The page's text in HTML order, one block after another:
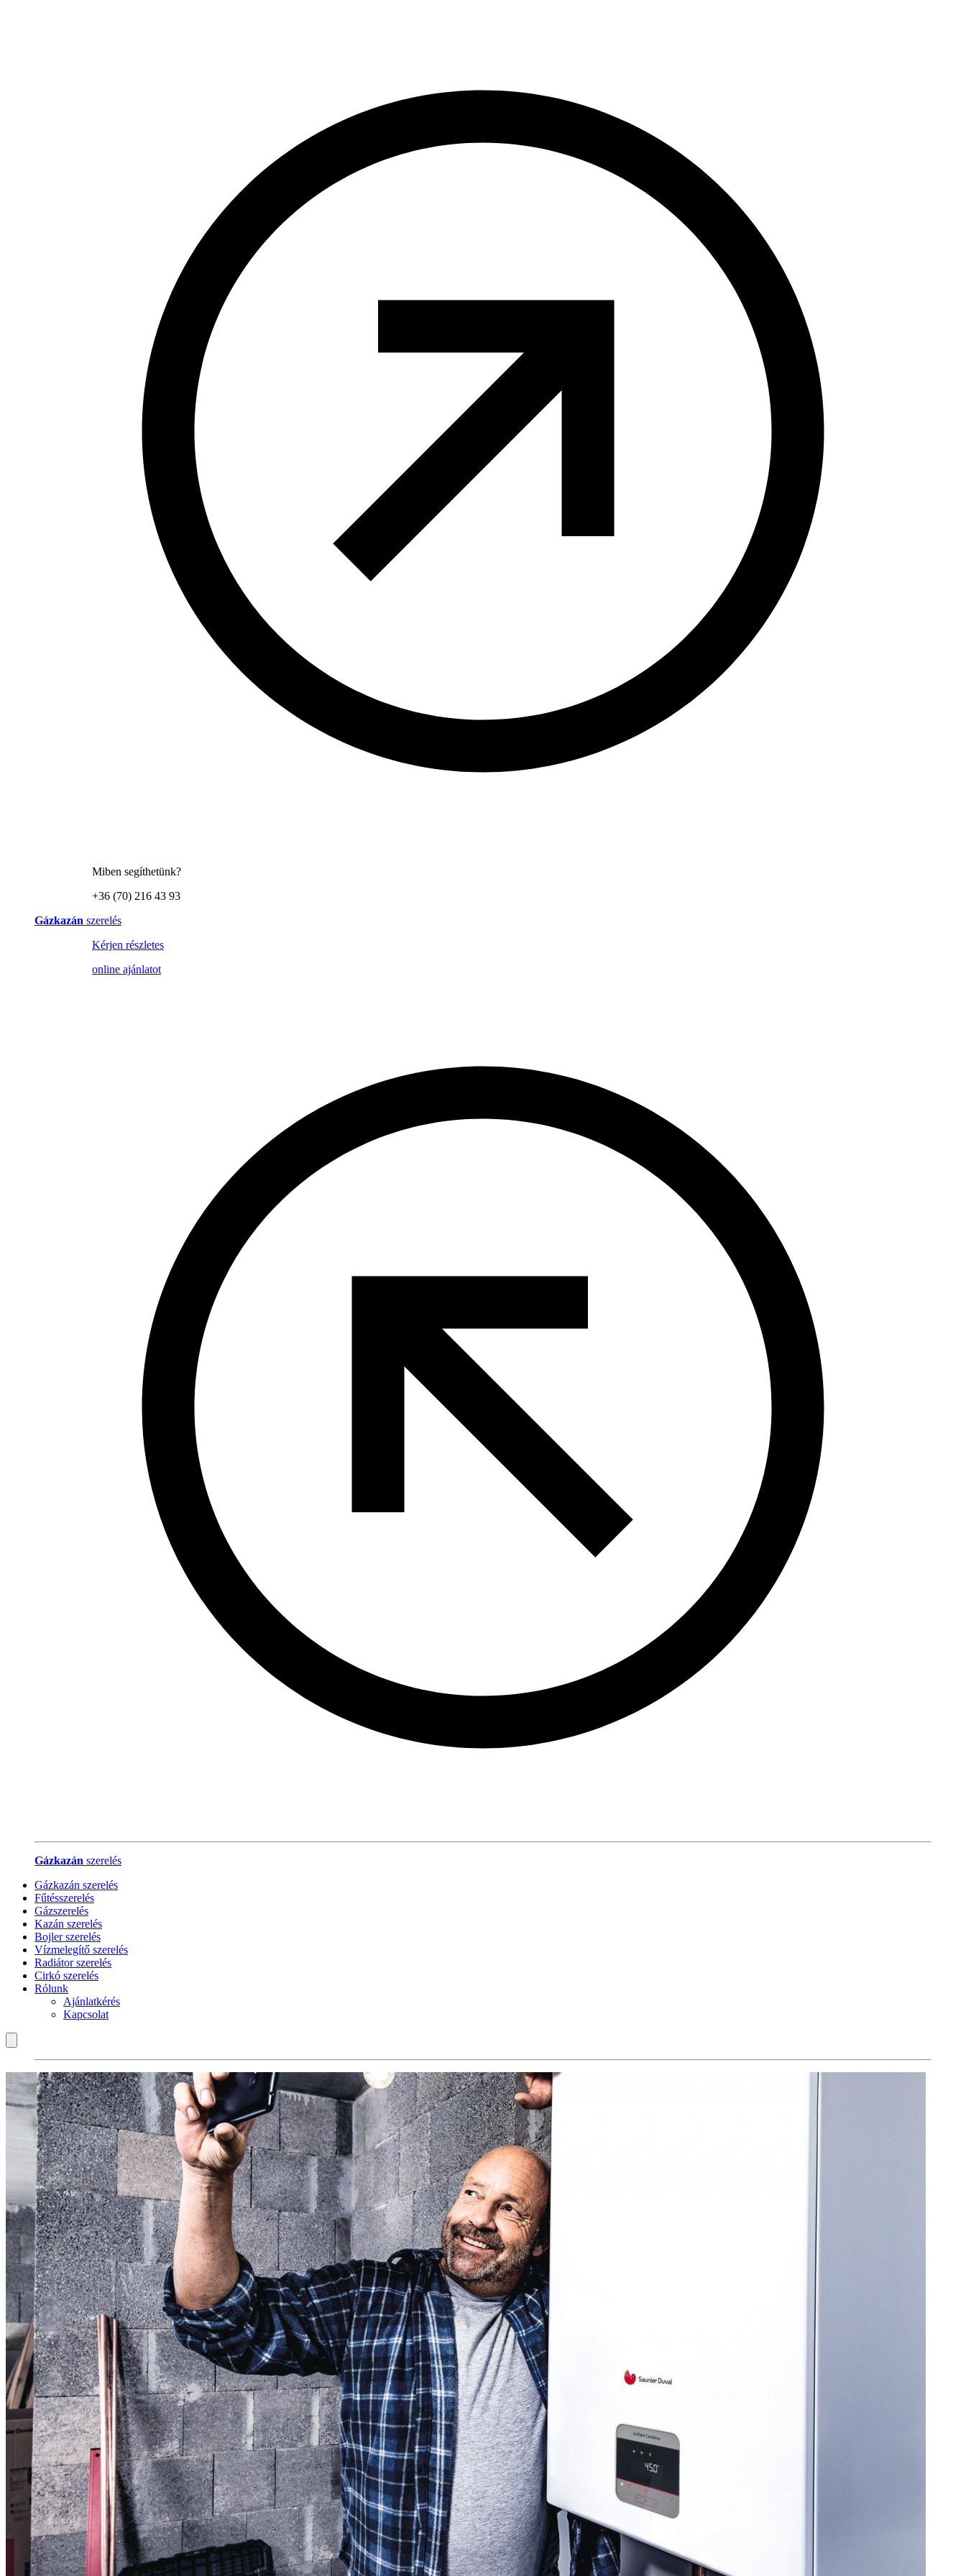
Miben segíthetünk?
+36 (70) 216 43 93
Gázkazán szerelés
Kérjen részletes
online ajánlatot
Gázkazán szerelés
Gázkazán szerelés
Fűtésszerelés
Gázszerelés
Kazán szerelés
Bojler szerelés
Vízmelegítő szerelés
Radiátor szerelés
Cirkó szerelés
Rólunk
Ajánlatkérés
Kapcsolat